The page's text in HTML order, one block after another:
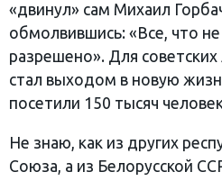
«двинул» сам Михаил
обмолвившись: «Все, что
разрешено». Для
стал выходом в новую
посетили 150 тысяч
Не знаю, как из других
Союза, а из Белорусской